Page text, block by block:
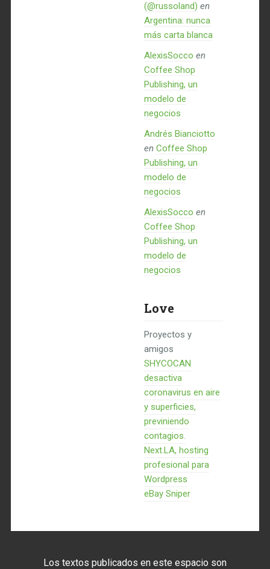
(@russoland) en
Argentina: nunca
más carta blanca
AlexisSocco en
Coffee Shop
Publishing, un
modelo de
negocios
Andrés Bianciotto
en Coffee Shop
Publishing, un
modelo de
negocios
AlexisSocco en
Coffee Shop
Publishing, un
modelo de
negocios
Love
Proyectos y
amigos
SHYCOCAN
desactiva
coronavirus en aire
y superficies,
previniendo
contagios.
Next.LA, hosting
profesional para
Wordpress
eBay Sniper
Los textos publicados en este espacio son